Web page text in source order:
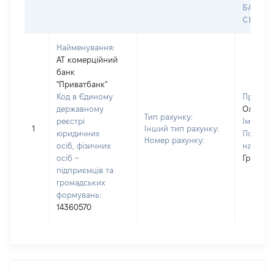
СЕЙФУ
1
Найменування:
АТ комерційний
банк
"Приватбанк"
Код в Єдиному
державному
реєстрі
юридичних
осіб, фізичних
осіб –
підприємців та
громадських
формувань:
14360570
Тип рахунку:
Інший тип рахунку:
Номер рахунку:
Ім'я:
По